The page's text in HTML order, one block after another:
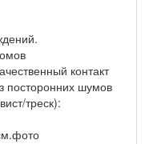
контакт
посторонних шумов
треск):